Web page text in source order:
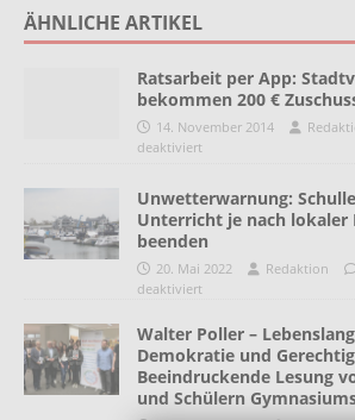
ÄHNLICHE ARTIKEL
Ratsarbeit per App:
bekommen 200 €
14. November 2014
deaktiviert
Unwetterwarnung:
Unterricht je nach lokaler
beenden
20. Mai 2022 Redaktion
deaktiviert
Walter Poller –
Demokratie und
Beeindruckende Lesung
und Schülern